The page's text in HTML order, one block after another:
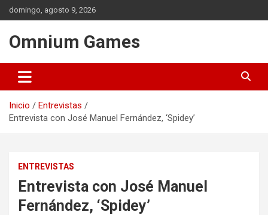
Saltar
al
domingo, agosto 9, 2026
Omnium Games
Inicio
Entrevistas
Entrevista con José Manuel Fernández, ‘Spidey’
ENTREVISTAS
Entrevista con José Manuel
Fernández, ‘Spidey’